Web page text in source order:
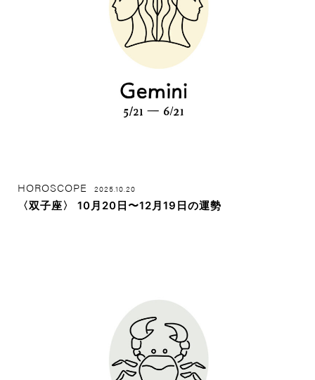
HOROSCOPE 2025.10.20
〈双子座〉 10月20日〜12月19日の運勢